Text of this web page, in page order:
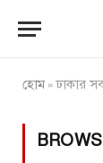
হোম»ঢাকার সব